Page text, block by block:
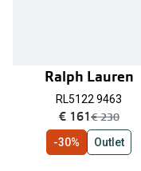
Ralph Lauren
RL5122 9463
nu:
€ 161was:
€ 230
-30% Outlet